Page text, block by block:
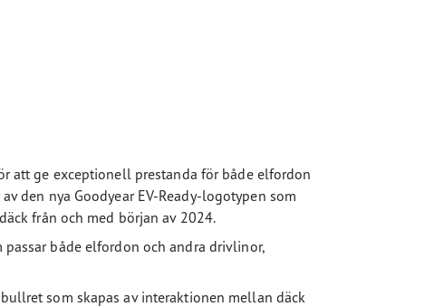
att ge exceptionell prestanda för både elfordon
den nya Goodyear EV-Ready-logotypen som
från och med början av 2024.
både elfordon och andra drivlinor,
som skapas av interaktionen mellan däck